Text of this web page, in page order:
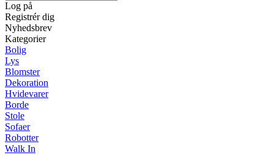
Log på
Registrér dig
Nyhedsbrev
Kategorier
Bolig
Lys
Blomster
Dekoration
Hvidevarer
Borde
Stole
Sofaer
Robotter
Walk In